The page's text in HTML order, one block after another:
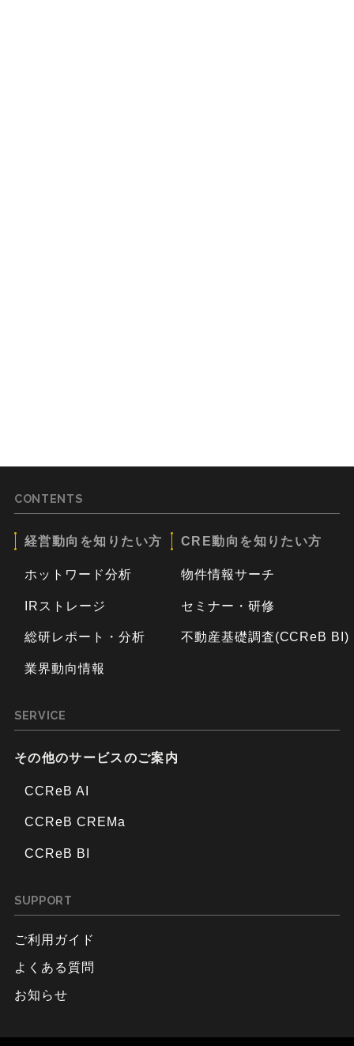
CONTENTS
経営動向を知りたい方
ホットワード分析
IRストレージ
総研レポート・分析
業界動向情報
CRE動向を知りたい方
物件情報サーチ
セミナー・研修
不動産基礎調査(CCReB BI)
SERVICE
その他のサービスのご案内
CCReB AI
CCReB CREMa
CCReB BI
SUPPORT
ご利用ガイド
よくある質問
お知らせ